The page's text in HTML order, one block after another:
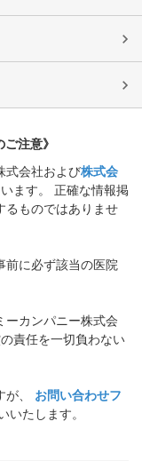
注意》
式会社および株式会
ます。 正確な情報掲
るものではありませ
前に必ず該当の医院
ーカンパニー株式会
責任を一切負わない
、
お問い合わせフ
いたします。